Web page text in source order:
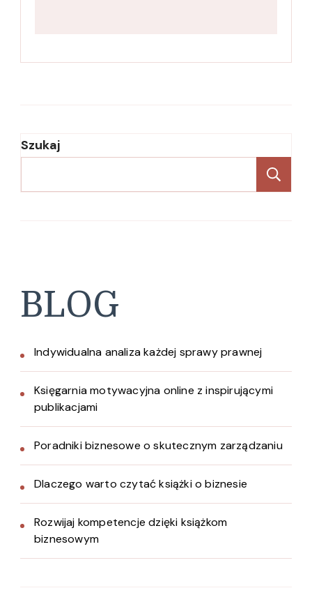
Szukaj
BLOG
Indywidualna analiza każdej sprawy prawnej
Księgarnia motywacyjna online z inspirującymi
publikacjami
Poradniki biznesowe o skutecznym zarządzaniu
Dlaczego warto czytać książki o biznesie
Rozwijaj kompetencje dzięki książkom
biznesowym